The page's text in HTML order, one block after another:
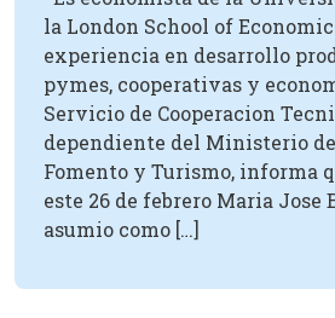
la London School of
experiencia en desarrollo
pymes, cooperativas y
Servicio de Cooperacion
dependiente del Ministerio
Fomento y Turismo, informa
este 26 de febrero Maria Jose
asumio como […]